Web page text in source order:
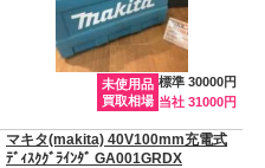
未使用品
買取相場
標準 30000円
当社 31000円
マキタ(makita) 40V100mm充電式
ﾃﾞｨｽｸｸﾞﾗｲﾝﾀﾞ GA001GRDX